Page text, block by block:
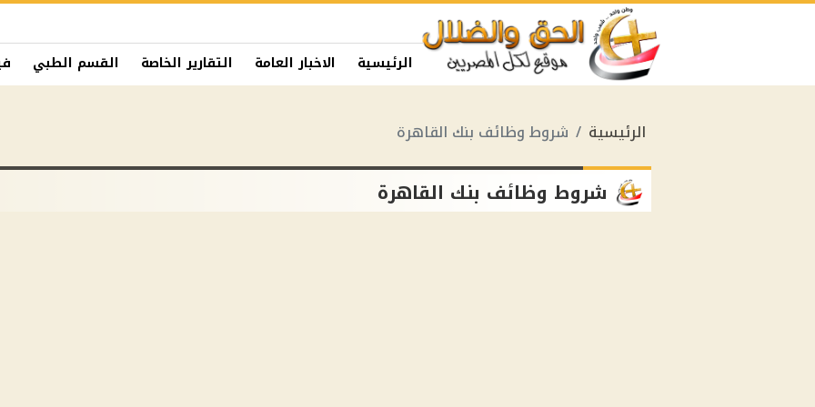
الرئيسية الاخبار العامة التقارير الخاصة القسم الطبي
الرئيسية شروط وظائف بنك القاهرة
شروط وظائف بنك القاهرة